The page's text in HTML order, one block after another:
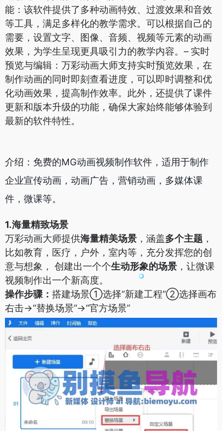
能：该软件提供了多种动画特效、过渡效果和音效
等工具，满足多样化的教学需求。可以根据自己的
需要，设置文字、图像、音频、视频等元素的动画
效果，为学生呈现更具吸引力的教学内容。 – 实时
预览与编辑：万彩动画大师支持实时预览效果，在
制作动画的同时即刻查看进度，可以即时调整和优
化动画效果，提高制作效率。此外，还提供了课件
更新和版本升级的功能，确保大家始终能够体验到
最新的软件特性。
介绍：免费的MG动画视频制作软件，适用于制作
企业宣传动画，动画广告，营销动画，多媒体课
件，微课等。
1.海量精致场景
万彩动画大师提供海量精美场景 ，涵盖多个主题 ，
比如教育，医疗，户外，室内等，充分发挥您的创
意与想象， 创建出一个个生动形象的场景 ，让微课
视频制作出一个新高度。
操作步骤： 搭建场景①选择“新建工程”②选择画布
右击->“替换场景”->“官方场景”